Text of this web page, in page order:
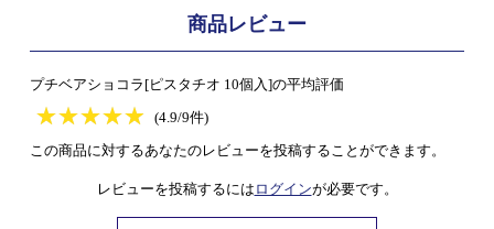
商品レビュー
プチベアショコラ[ピスタチオ 10個入]の平均評価
★★★★★
★★★★★
(4.9/9件)
この商品に対するあなたのレビューを投稿することができます。
レビューを投稿するには ログインが必要です。